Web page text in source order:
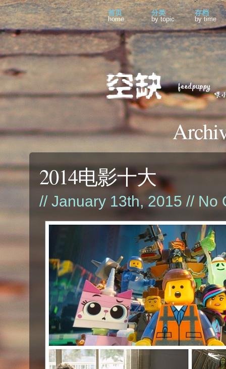
首页
home
分类
by topic
存档
by time
2014电影十大
// January 13th, 2015 // No